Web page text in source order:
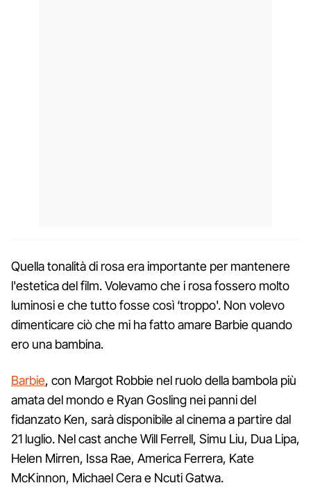
Quella tonalità di rosa era importante per mantenere
l'estetica del film. Volevamo che i rosa fossero molto
luminosi e che tutto fosse così ‘troppo'. Non volevo
dimenticare ciò che mi ha fatto amare Barbie quando
ero una bambina.
Barbie, con Margot Robbie nel ruolo della bambola più
amata del mondo e Ryan Gosling nei panni del
fidanzato Ken, sarà disponibile al cinema a partire dal
21 luglio. Nel cast anche Will Ferrell, Simu Liu, Dua Lipa,
Helen Mirren, Issa Rae, America Ferrera, Kate
McKinnon, Michael Cera e Ncuti Gatwa.